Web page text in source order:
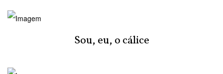
Sou, eu, o cálice